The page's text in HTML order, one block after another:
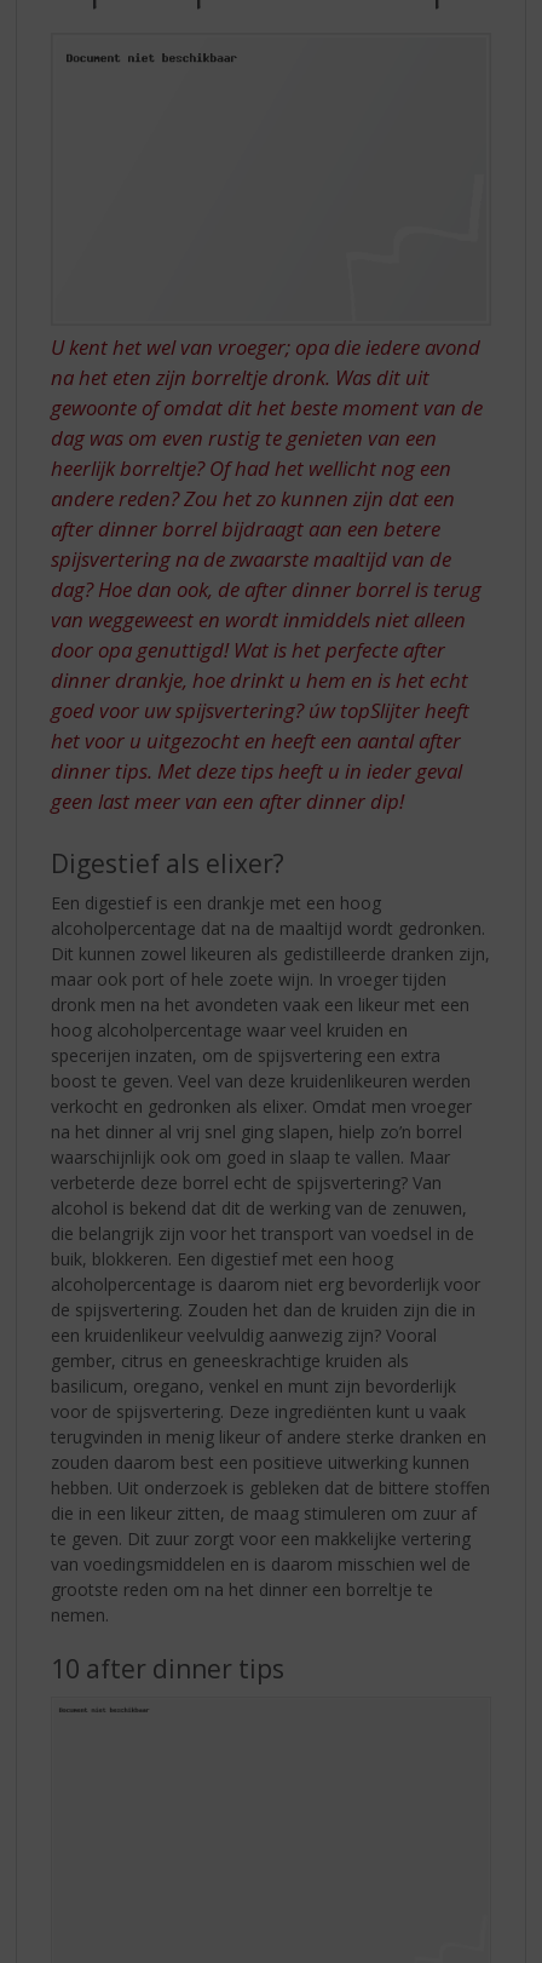
TIPS
IN
U kent het wel van vroeger; opa die iedere avond
na het eten zijn borreltje dronk. Was dit uit
gewoonte of omdat dit het beste moment van de
dag was om even rustig te genieten van een
heerlijk borreltje? Of had het wellicht nog een
andere reden? Zou het zo kunnen zijn dat een
after dinner borrel bijdraagt aan een betere
spijsvertering na de zwaarste maaltijd van de
dag? Hoe dan ook, de after dinner borrel is terug
van weggeweest en wordt inmiddels niet alleen
door opa genuttigd! Wat is het perfecte after
dinner drankje, hoe drinkt u hem en is het echt
goed voor uw spijsvertering? úw topSlijter heeft
het voor u uitgezocht en heeft een aantal after
dinner tips. Met deze tips heeft u in ieder geval
geen last meer van een after dinner dip!
Digestief als elixer?
Een digestief is een drankje met een hoog
alcoholpercentage dat na de maaltijd wordt gedronken.
Dit kunnen zowel likeuren als gedistilleerde dranken zijn,
maar ook port of hele zoete wijn. In vroeger tijden
dronk men na het avondeten vaak een likeur met een
hoog alcoholpercentage waar veel kruiden en
specerijen inzaten, om de spijsvertering een extra
boost te geven. Veel van deze kruidenlikeuren werden
verkocht en gedronken als elixer. Omdat men vroeger
na het dinner al vrij snel ging slapen, hielp zo’n borrel
waarschijnlijk ook om goed in slaap te vallen. Maar
verbeterde deze borrel echt de spijsvertering? Van
alcohol is bekend dat dit de werking van de zenuwen,
die belangrijk zijn voor het transport van voedsel in de
buik, blokkeren. Een digestief met een hoog
alcoholpercentage is daarom niet erg bevorderlijk voor
de spijsvertering. Zouden het dan de kruiden zijn die in
een kruidenlikeur veelvuldig aanwezig zijn? Vooral
gember, citrus en geneeskrachtige kruiden als
basilicum, oregano, venkel en munt zijn bevorderlijk
voor de spijsvertering. Deze ingrediënten kunt u vaak
terugvinden in menig likeur of andere sterke dranken en
zouden daarom best een positieve uitwerking kunnen
hebben. Uit onderzoek is gebleken dat de bittere stoffen
die in een likeur zitten, de maag stimuleren om zuur af
te geven. Dit zuur zorgt voor een makkelijke vertering
van voedingsmiddelen en is daarom misschien wel de
grootste reden om na het dinner een borreltje te
nemen.
10 after dinner tips